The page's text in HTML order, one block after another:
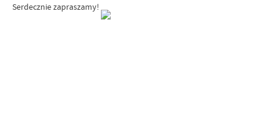
Serdecznie zapraszamy!